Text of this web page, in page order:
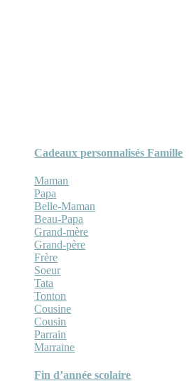
Cadeaux personnalisés Famille
Maman
Papa
Belle-Maman
Beau-Papa
Grand-mère
Grand-père
Frère
Soeur
Tata
Tonton
Cousine
Cousin
Parrain
Marraine
Fin d’année scolaire